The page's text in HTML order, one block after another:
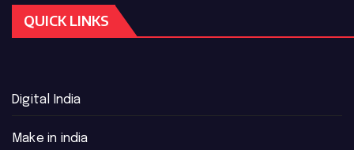
QUICK LINKS
Digital India
Make in india